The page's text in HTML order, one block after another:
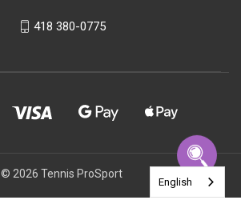
418 380-0775
© 2026 Tennis ProSport
English